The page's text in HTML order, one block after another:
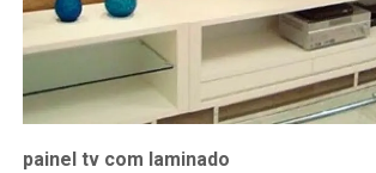
painel tv com laminado